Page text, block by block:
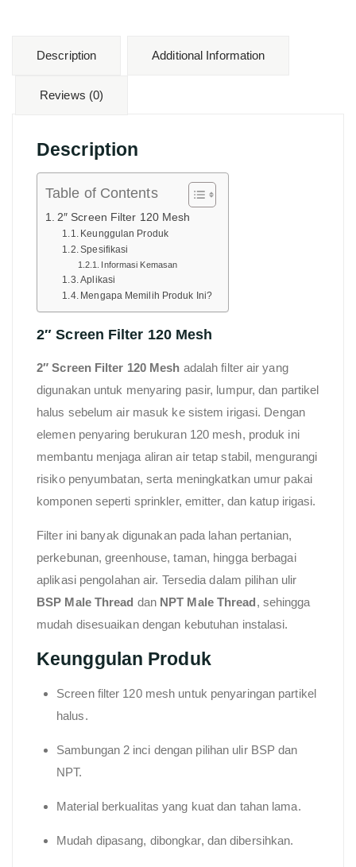
Description Additional Information
Reviews (0)
Description
Table of Contents
2″ Screen Filter 120 Mesh
Keunggulan Produk
Spesifikasi
Informasi Kemasan
Aplikasi
Mengapa Memilih Produk Ini?
2″ Screen Filter 120 Mesh
2″ Screen Filter 120 Mesh adalah filter air yang
digunakan untuk menyaring pasir, lumpur, dan partikel
halus sebelum air masuk ke sistem irigasi. Dengan
elemen penyaring berukuran 120 mesh, produk ini
membantu menjaga aliran air tetap stabil, mengurangi
risiko penyumbatan, serta meningkatkan umur pakai
komponen seperti sprinkler, emitter, dan katup irigasi.
Filter ini banyak digunakan pada lahan pertanian,
perkebunan, greenhouse, taman, hingga berbagai
aplikasi pengolahan air. Tersedia dalam pilihan ulir
BSP Male Thread dan NPT Male Thread, sehingga
mudah disesuaikan dengan kebutuhan instalasi.
Keunggulan Produk
Screen filter 120 mesh untuk penyaringan partikel
halus.
Sambungan 2 inci dengan pilihan ulir BSP dan
NPT.
Material berkualitas yang kuat dan tahan lama.
Mudah dipasang, dibongkar, dan dibersihkan.